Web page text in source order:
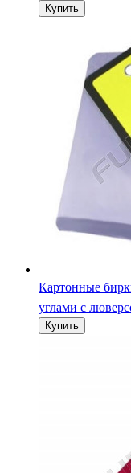
углами с
Картонные